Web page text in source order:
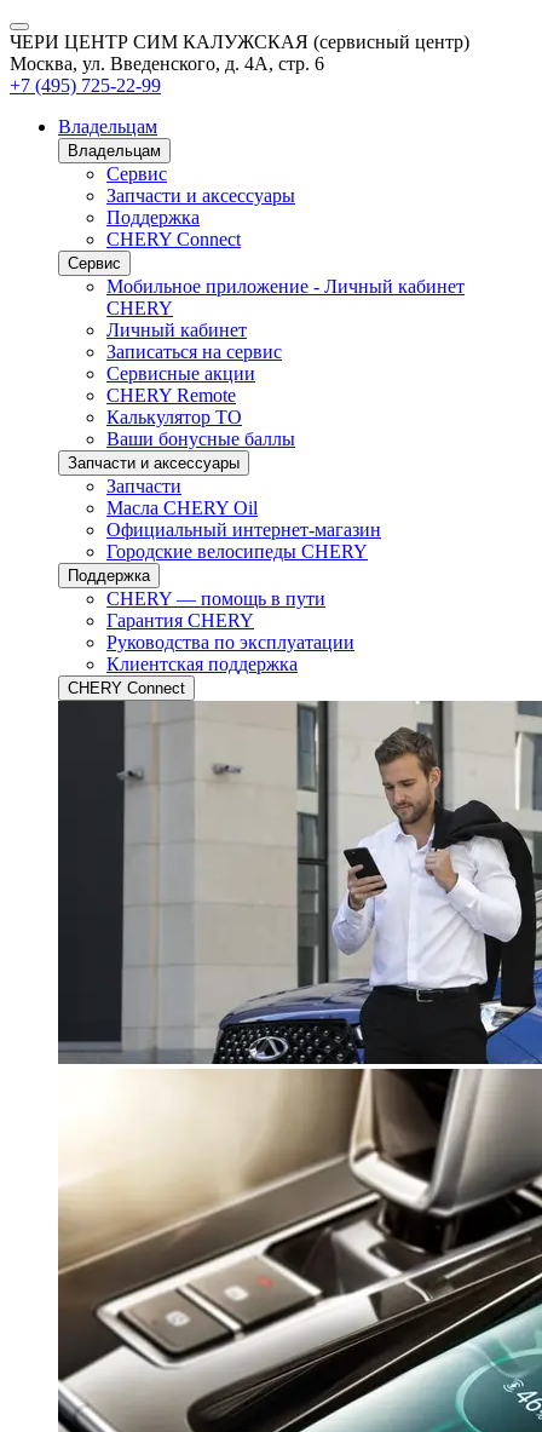
ЧЕРИ ЦЕНТР СИМ КАЛУЖСКАЯ (сервисный центр)
Москва, ул. Введенского, д. 4А, стр. 6
+7 (495) 725-22-99
Владельцам
Владельцам
Сервис
Запчасти и аксессуары
Поддержка
CHERY Connect
Сервис
Мобильное приложение - Личный кабинет
CHERY
Личный кабинет
Записаться на сервис
Сервисные акции
CHERY Remote
Калькулятор ТО
Ваши бонусные баллы
Запчасти и аксессуары
Запчасти
Масла CHERY Oil
Официальный интернет-магазин
Городские велосипеды CHERY
Поддержка
CHERY — помощь в пути
Гарантия CHERY
Руководства по эксплуатации
Клиентская поддержка
CHERY Connect